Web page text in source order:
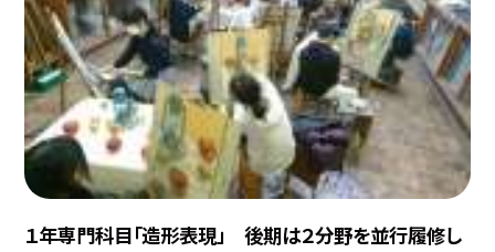
１年専門科目「造形表現」 後期は２分野を並行履修し